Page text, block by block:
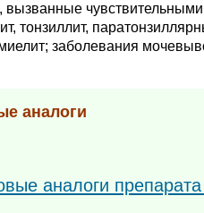
тонзиллит,
заболевания
аналоги
аналоги